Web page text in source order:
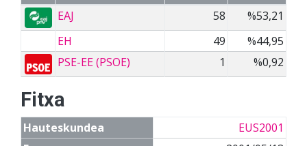
EAJ
58
%53,21
EH
49
%44,95
PSE-EE (PSOE)
1 %0,92
Fitxa
Hauteskundea
EUS2001